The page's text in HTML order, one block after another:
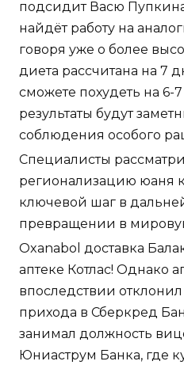
подсидит Васю
найдёт работу на
говоря уже о более
диета рассчитана на 7
сможете похудеть на 6-
результаты будут
соблюдения особого
Специалисты
регионализацию юаня
ключевой шаг в
превращении в
Oxanabol доставка
аптеке Котлас! Однако
впоследствии
прихода в Сберкред
занимал должность
Юниаструм Банка, где